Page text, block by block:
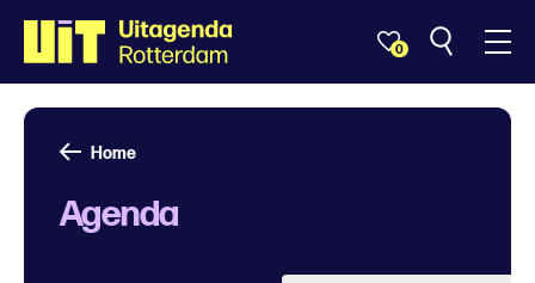
0
Home
Agenda